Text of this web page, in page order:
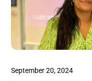
September 20, 2024